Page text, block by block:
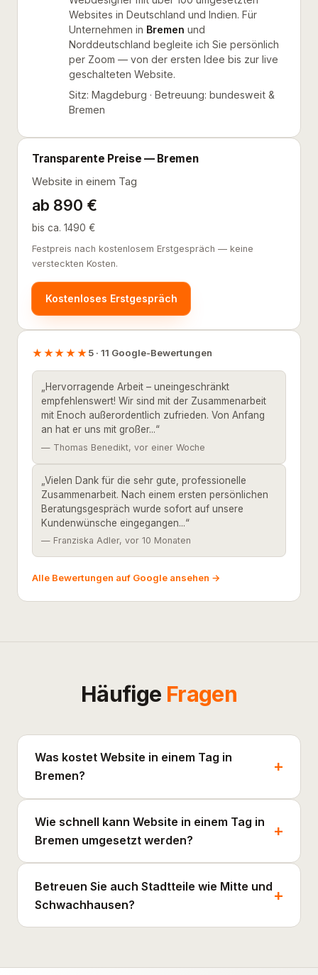
Websites in Deutschland und Indien. Für
Unternehmen in Bremen und
Norddeutschland begleite ich Sie persönlich
per Zoom — von der ersten Idee bis zur live
geschalteten Website.
Sitz: Magdeburg · Betreuung: bundesweit &
Bremen
Transparente Preise — Bremen
Website in einem Tag
ab 890 €
bis ca. 1490 €
Festpreis nach kostenlosem Erstgespräch — keine
versteckten Kosten.
Kostenloses Erstgespräch
★★★★★5 · 11 Google-Bewertungen
„Hervorragende Arbeit – uneingeschränkt
empfehlenswert! Wir sind mit der Zusammenarbeit
mit Enoch außerordentlich zufrieden. Von Anfang
an hat er uns mit großer...“
— Thomas Benedikt, vor einer Woche
„Vielen Dank für die sehr gute, professionelle
Zusammenarbeit. Nach einem ersten persönlichen
Beratungsgespräch wurde sofort auf unsere
Kundenwünsche eingegangen...“
— Franziska Adler, vor 10 Monaten
Alle Bewertungen auf Google ansehen →
Häufige Fragen
Was kostet Website in einem Tag in
Bremen?
Wie schnell kann Website in einem Tag in
Bremen umgesetzt werden?
Betreuen Sie auch Stadtteile wie Mitte und
Schwachhausen?